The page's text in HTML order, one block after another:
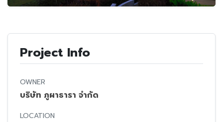
Project Info
OWNER
บริษัท ภูผาธารา จำกัด
LOCATION